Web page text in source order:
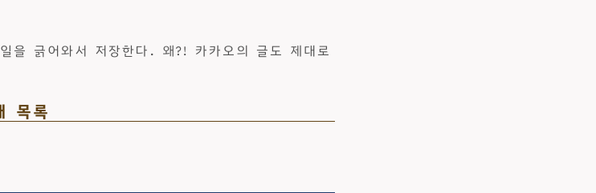
을 긁어와서 저장한다. 왜?! 카카오의 글도 제대로
목록